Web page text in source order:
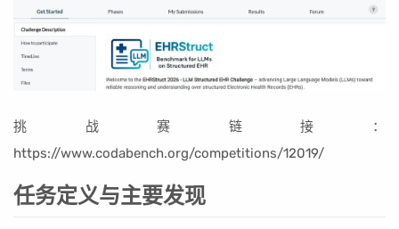
挑战赛链接：
https://www.codabench.org/competitions/12019/
任务定义与主要发现